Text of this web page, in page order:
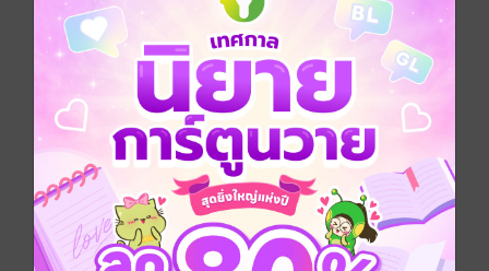
อยากได้ ซื้อเป็นของขวัญ ติดตาม แชร์
หนังสือพิมพ์มติชน วันเสาร์ที่ 9 กุมภาพันธ์ พ.ศ.2562
ประเภทไฟล์ pdf
วันที่วางขาย 08 กุมภาพันธ์ 2562
ความยาว 24 หน้า